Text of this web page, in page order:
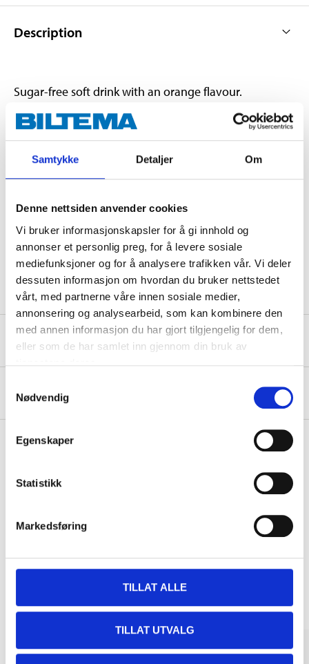
Samtykke Detaljer Om
Denne nettsiden anvender cookies
Vi bruker informasjonskapsler for å gi innhold og
annonser et personlig preg, for å levere sosiale
mediefunksjoner og for å analysere trafikken vår. Vi deler
dessuten informasjon om hvordan du bruker nettstedet
vårt, med partnerne våre innen sosiale medier,
annonsering og analysearbeid, som kan kombinere den
med annen informasjon du har gjort tilgjengelig for dem,
eller som de har samlet inn gjennom din bruk av
Nødvendig
Egenskaper
Statistikk
Markedsføring
TILLAT ALLE
TILLAT UTVALG
Description
Sugar-free soft drink with an orange flavour.
Bottle deposit fee.
50 cl
Country of manufacture
Sweden
Safety instructions and other information
About the manufacturer
Other customers also bought